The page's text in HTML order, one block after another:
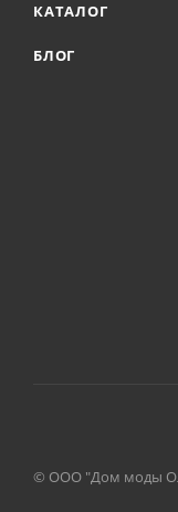
КАТАЛОГ
БЛОГ
© ООО "Дом моды